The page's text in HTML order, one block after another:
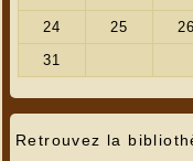
Retrouvez la